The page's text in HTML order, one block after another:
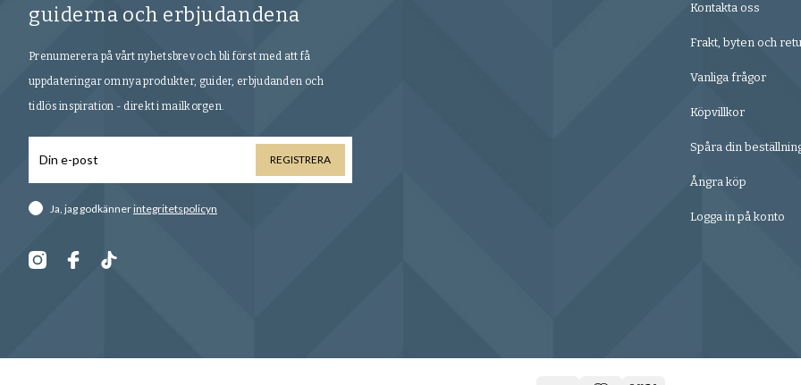
guiderna och erbjudandena
Prenumerera på vårt nyhetsbrev och bli först med att få
uppdateringar om nya produkter, guider, erbjudanden och
tidlös inspiration - direkt i mailkorgen.
REGISTRERA
Ja, jag godkännerintegritetspolicyn
Kontakta oss
Frakt, byten och
Vanliga frågor
Köpvillkor
Spåra din
Ångra köp
Logga in på konto